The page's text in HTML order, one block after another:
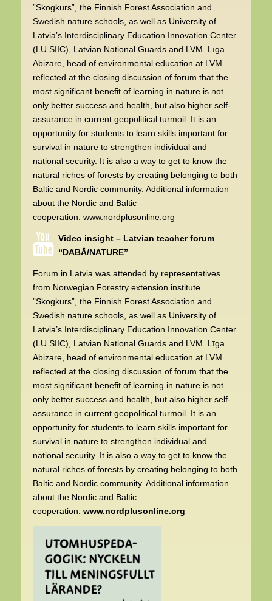
”Skogkurs”, the Finnish Forest Association and
Swedish nature schools, as well as University of
Latvia’s Interdisciplinary Education Innovation Center
(LU SIIC), Latvian National Guards and LVM. Līga
Abizare, head of environmental education at LVM
reflected at the closing discussion of forum that the
most significant benefit of learning in nature is not
only better success and health, but also higher self-
assurance in current geopolitical turmoil. It is an
opportunity for students to learn skills important for
survival in nature to strengthen individual and
national security. It is also a way to get to know the
natural riches of forests by creating belonging to both
Baltic and Nordic community. Additional information
about the Nordic and Baltic
cooperation: www.nordplusonline.org
Video insight – Latvian teacher forum
“DABĀ/NATURE”
Forum in Latvia was attended by representatives
from Norwegian Forestry extension institute
”Skogkurs”, the Finnish Forest Association and
Swedish nature schools, as well as University of
Latvia’s Interdisciplinary Education Innovation Center
(LU SIIC), Latvian National Guards and LVM. Līga
Abizare, head of environmental education at LVM
reflected at the closing discussion of forum that the
most significant benefit of learning in nature is not
only better success and health, but also higher self-
assurance in current geopolitical turmoil. It is an
opportunity for students to learn skills important for
survival in nature to strengthen individual and
national security. It is also a way to get to know the
natural riches of forests by creating belonging to both
Baltic and Nordic community. Additional information
about the Nordic and Baltic
cooperation: www.nordplusonline.org